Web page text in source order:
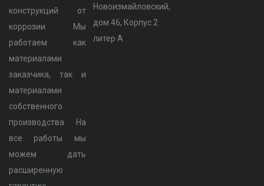
конструкций от
коррозии. Мы
работаем как
материалами
заказчика, так и
материалами
собственного
производства. На
все работы мы
можем дать
расширенную
Новоизмайловский,
дом 46, Корпус 2
литер А